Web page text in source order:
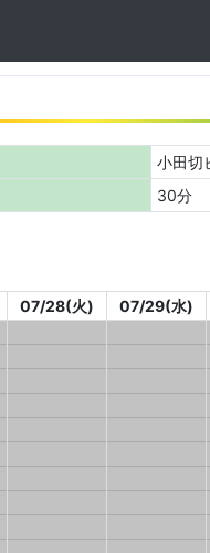
小田切
30分
07/28(火) 07/29(水)